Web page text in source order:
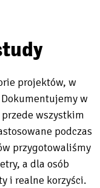
projektów, w
w
wszystkim
podczas
przygotowaliśmy
a dla osób
i realne korzyści.